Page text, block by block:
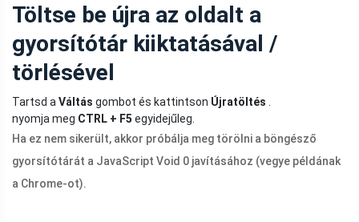
Töltse be újra az oldalt a
gyorsítótár kiiktatásával /
törlésével
Tartsd a Váltás gombot és kattintson Újratöltés
nyomja meg CTRL + F5 egyidejűleg.
Ha ez nem sikerült, akkor próbálja meg törölni a böngésző
gyorsítótárát a JavaScript Void 0 javításához (vegye példának
a Chrome-ot).